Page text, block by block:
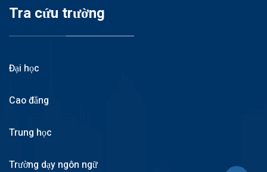
Tra cứu trường
Đại học
Cao đẳng
Trung học
Trường dạy ngôn ngữ